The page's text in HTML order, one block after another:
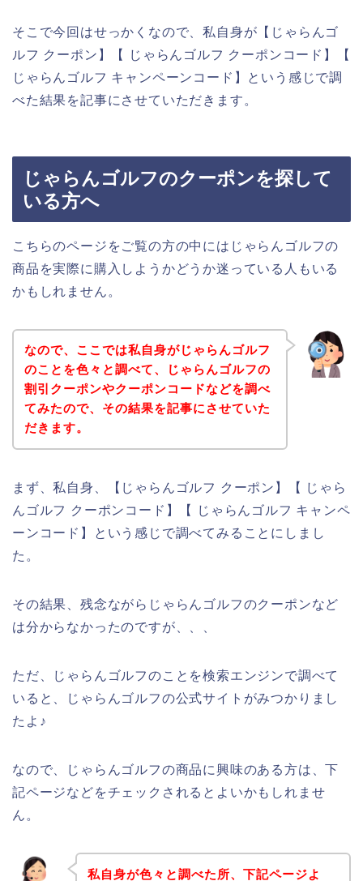
そこで今回はせっかくなので、私自身が【じゃらんゴ
ルフ クーポン】【 じゃらんゴルフ クーポンコード】【
じゃらんゴルフ キャンペーンコード】という感じで調
べた結果を記事にさせていただきます。
じゃらんゴルフのクーポンを探して
いる方へ
こちらのページをご覧の方の中にはじゃらんゴルフの
商品を実際に購入しようかどうか迷っている人もいる
かもしれません。
なので、ここでは私自身がじゃらんゴルフ
のことを色々と調べて、じゃらんゴルフの
割引クーポンやクーポンコードなどを調べ
てみたので、その結果を記事にさせていた
だきます。
まず、私自身、【じゃらんゴルフ クーポン】【 じゃら
んゴルフ クーポンコード】【 じゃらんゴルフ キャンペ
ーンコード】という感じで調べてみることにしまし
た。
その結果、残念ながらじゃらんゴルフのクーポンなど
は分からなかったのですが、、、
ただ、じゃらんゴルフのことを検索エンジンで調べて
いると、じゃらんゴルフの公式サイトがみつかりまし
たよ♪
なので、じゃらんゴルフの商品に興味のある方は、下
記ページなどをチェックされるとよいかもしれませ
ん。
私自身が色々と調べた所、下記ページよ